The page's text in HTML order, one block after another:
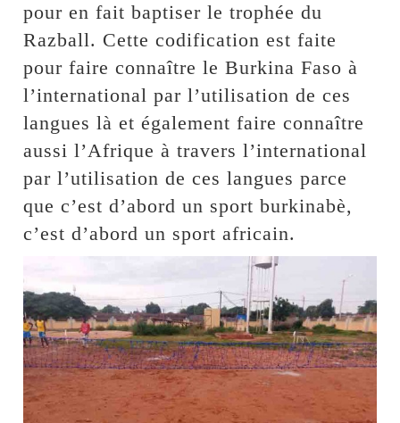
pour en fait baptiser le trophée du
Razball. Cette codification est faite
pour faire connaître le Burkina Faso à
l’international par l’utilisation de ces
langues là et également faire connaître
aussi l’Afrique à travers l’international
par l’utilisation de ces langues parce
que c’est d’abord un sport burkinabè,
c’est d’abord un sport africain.